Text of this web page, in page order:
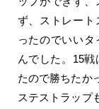
ず、ストレート
ったのでいい
んでした。15
たので勝ちたか
ステストラップ